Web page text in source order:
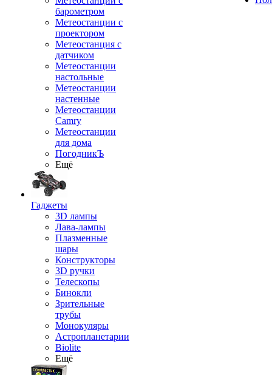
барометром
Метеостанции с
проектором
Метеостанция с
датчиком
Метеостанции
настольные
Метеостанции
настенные
Метеостанции
Camry
Метеостанции
для дома
ПогодникЪ
Ещё
Гаджеты
3D лампы
Лава-лампы
Плазменные
шары
Конструкторы
3D ручки
Телескопы
Бинокли
Зрительные
трубы
Монокуляры
Астропланетарии
Biolite
Ещё